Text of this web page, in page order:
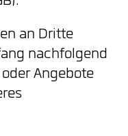
an Dritte
nachfolgend
Angebote